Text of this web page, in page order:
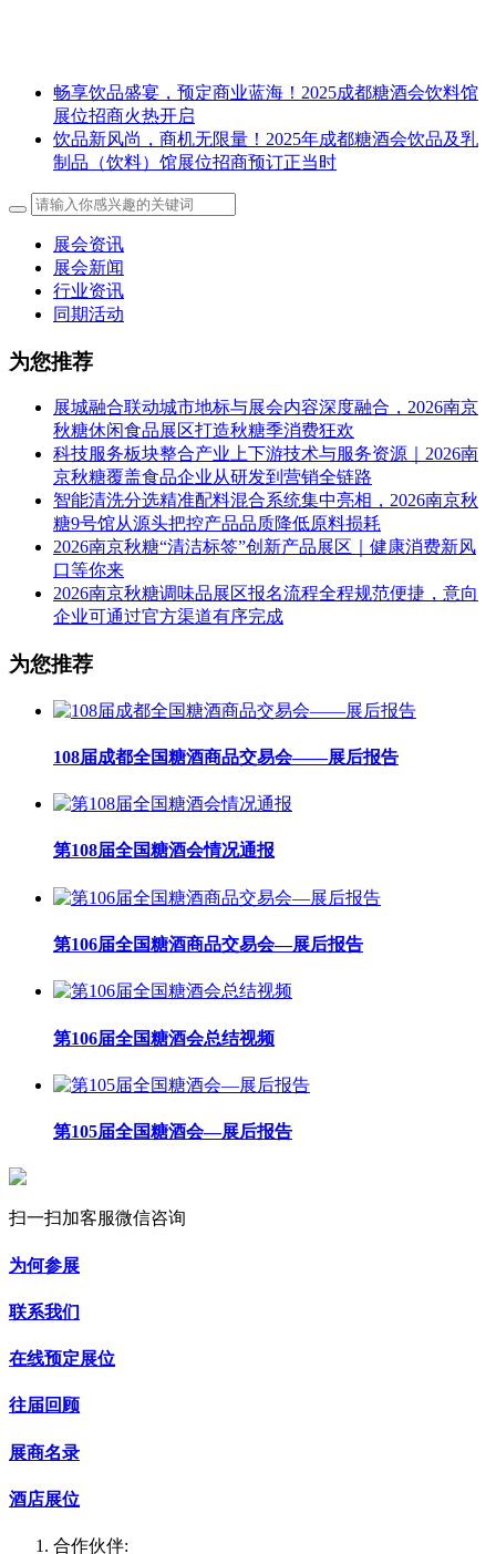
畅享饮品盛宴，预定商业蓝海！2025成都糖酒会饮料馆
展位招商火热开启
饮品新风尚，商机无限量！2025年成都糖酒会饮品及乳
制品（饮料）馆展位招商预订正当时
展会资讯
展会新闻
行业资讯
同期活动
为您推荐
展城融合联动城市地标与展会内容深度融合，2026南京
秋糖休闲食品展区打造秋糖季消费狂欢
科技服务板块整合产业上下游技术与服务资源｜2026南
京秋糖覆盖食品企业从研发到营销全链路
智能清洗分选精准配料混合系统集中亮相，2026南京秋
糖9号馆从源头把控产品品质降低原料损耗
2026南京秋糖“清洁标签”创新产品展区｜健康消费新风
口等你来
2026南京秋糖调味品展区报名流程全程规范便捷，意向
企业可通过官方渠道有序完成
为您推荐
108届成都全国糖酒商品交易会——展后报告
第108届全国糖酒会情况通报
第106届全国糖酒商品交易会—展后报告
第106届全国糖酒会总结视频
第105届全国糖酒会—展后报告
扫一扫加客服微信咨询
为何参展
联系我们
在线预定展位
往届回顾
展商名录
酒店展位
合作伙伴: